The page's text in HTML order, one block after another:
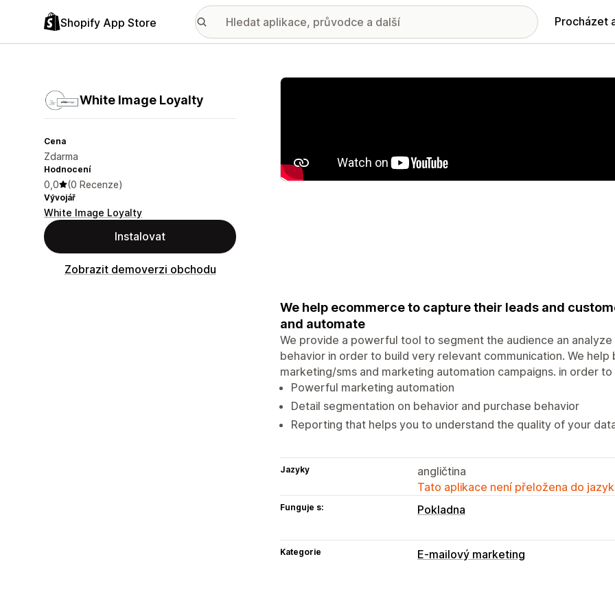
Shopify App Store Procházet
White Image Loyalty
Cena
Zdarma
Hodnocení
0,0 (0 Recenze)
Vývojář
White Image Loyalty
Instalovat
Zobrazit demoverzi obchodu
Galerie propagovaných obrázků
We help ecommerce to capture their leads and
and automate
We provide a powerful tool to segment the audience an
behavior in order to build very relevant communication. We
marketing/sms and marketing automation campaigns. in order
Powerful marketing automation
Detail segmentation on behavior and purchase behavior
Reporting that helps you to understand the quality of your
Jazyky
angličtina
Tato aplikace není přeložena do
Funguje s: Pokladna
Kategorie E-mailový marketing